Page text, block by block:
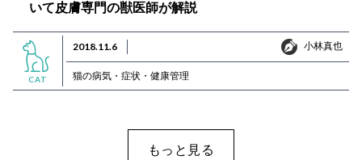
いて皮膚専門の獣医師が解説
CAT
2018.11.6 小林真也
小林真也
猫の病気・症状・健康管理
もっと見る